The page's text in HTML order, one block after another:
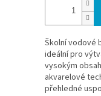
Školní vodové
ideální pro
vysokým
akvarelové
přehledné